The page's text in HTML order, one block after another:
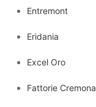
Entremont
Eridania
Excel Oro
Fattorie Cremona